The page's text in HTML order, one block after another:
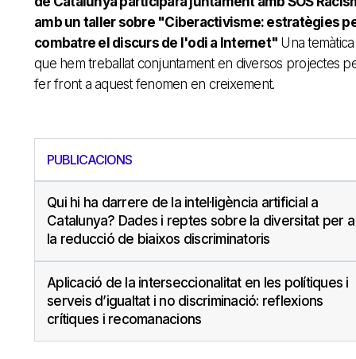
amb un taller sobre "Ciberactivisme: estratègies
combatre el discurs de l'odi a Internet" Una temàtica
que hem treballat conjuntament en diversos projectes
fer front a aquest fenomen en creixement.
PUBLICACIONS
Qui hi ha darrere de la intel·ligència artificial a
Catalunya? Dades i reptes sobre la diversitat per a
la reducció de biaixos discriminatoris
Aplicació de la interseccionalitat en les polítiques i
serveis d’igualtat i no discriminació: reflexions
crítiques i recomanacions